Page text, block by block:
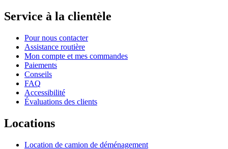
Service à la clientèle
Pour nous contacter
Assistance routière
Mon compte et mes commandes
Paiements
Conseils
FAQ
Accessibilité
Évaluations des clients
Locations
Location de camion de déménagement